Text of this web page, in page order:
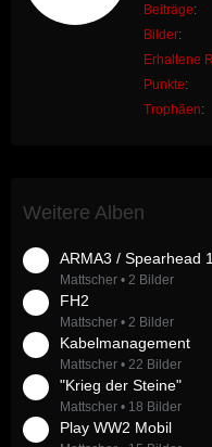
Beiträge
Bilder
Erhaltene
Punkte
Trophäen
Weitere Alben
ARMA3 / Spearhead
Mattscher 2 Bilder
FH2
Mattscher 2 Bilder
Kabelmanagement
Mattscher 22 Bilder
"Krieg der Steine"
Mattscher 18 Bilder
Play WW2 Mobil